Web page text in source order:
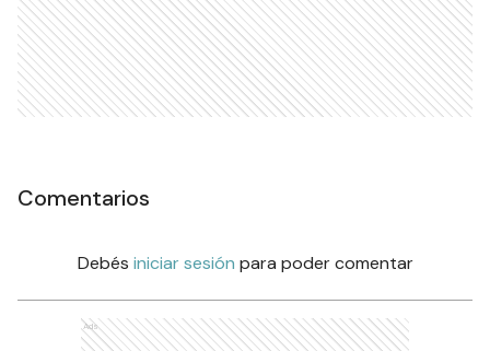
Comentarios
Debés iniciar sesión para poder comentar
Ads